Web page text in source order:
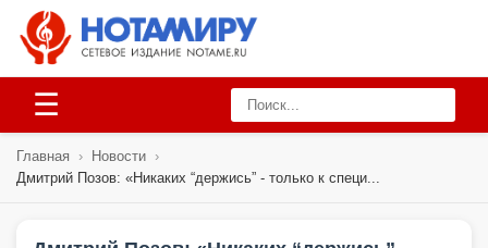
☰
Главная › Новости ›
Дмитрий Позов: «Никаких “держись” - только к специ...